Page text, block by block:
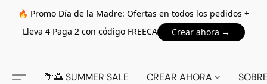
🔥 Promo Día de la Madre: Ofertas en todos los pedidos +
Lleva 4 Paga 2 con código FREECA
Crear ahora →
🌴🌅 SUMMER SALE CREAR AHORA